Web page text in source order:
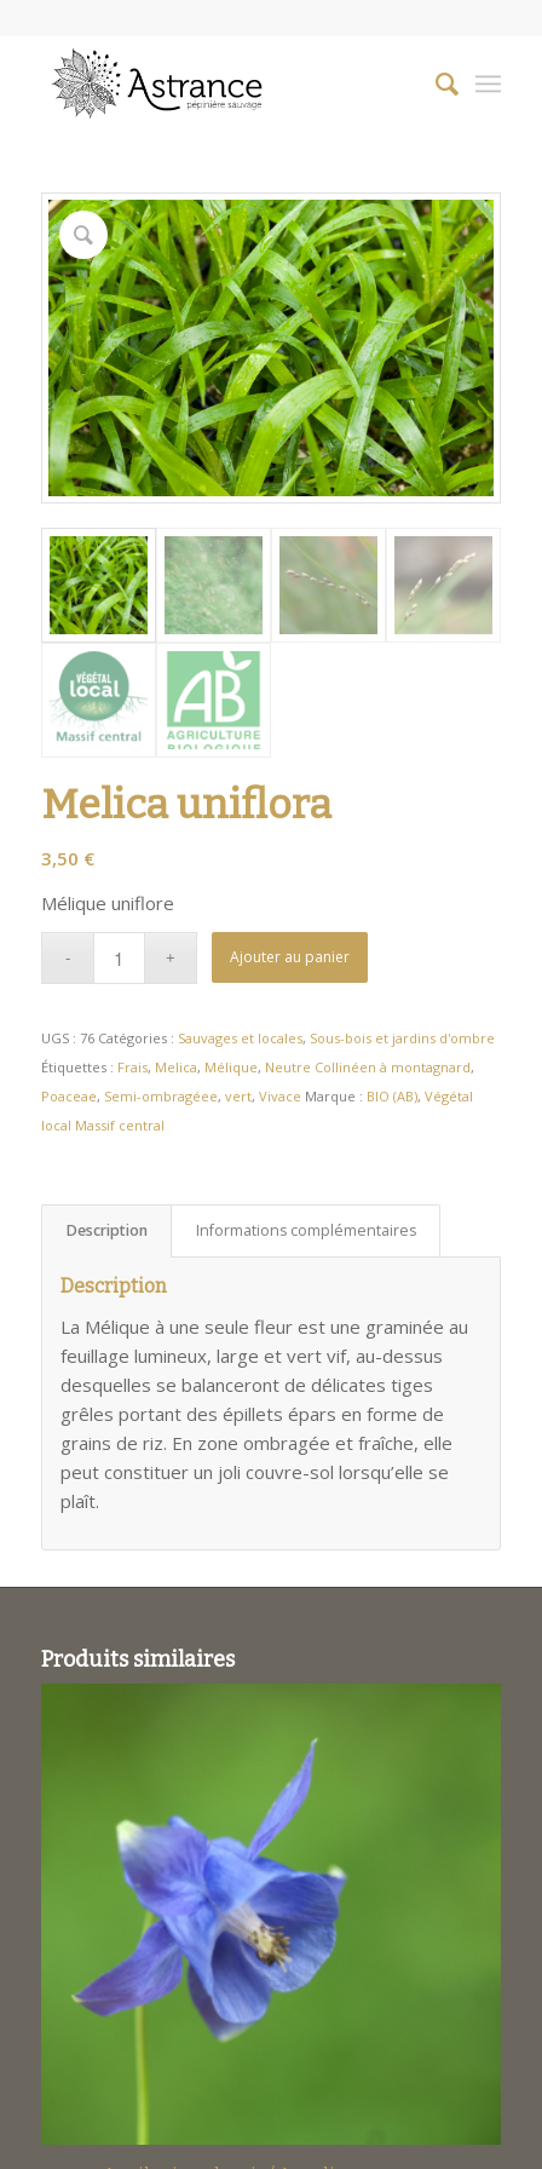
Melica uniflora
3,50 €
Mélique uniflore
Ajouter au panier
UGS : 76 Catégories : Sauvages et locales, Sous-bois et jardins d'ombre
Étiquettes : Frais, Melica, Mélique, Neutre Collinéen à montagnard,
Poaceae, Semi-ombragéee, vert, Vivace Marque : BIO (AB), Végétal
local Massif central
Description Informations complémentaires
Description
La Mélique à une seule fleur est une graminée au
feuillage lumineux, large et vert vif, au-dessus
desquelles se balanceront de délicates tiges
grêles portant des épillets épars en forme de
grains de riz. En zone ombragée et fraîche, elle
peut constituer un joli couvre-sol lorsqu’elle se
plaît.
Produits similaires